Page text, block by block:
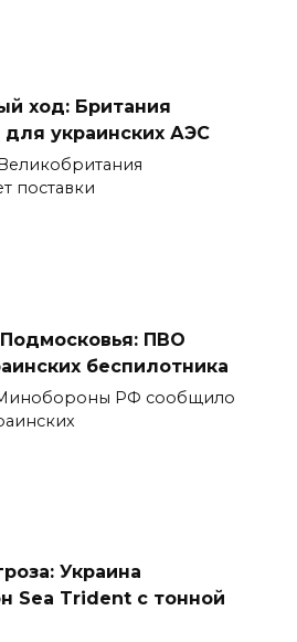
ход: Британия
для украинских АЭС
поставки
ПВО
беспилотника
РФ сообщило
Украина
Sea Trident с тонной